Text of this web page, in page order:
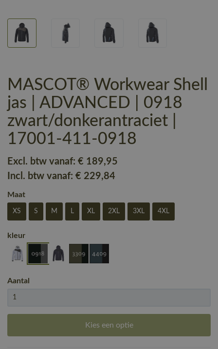
MASCOT® Workwear Shell
jas | ADVANCED | 0918
zwart/donkerantraciet |
17001-411-0918
Excl. btw vanaf: € 189,95
Incl. btw vanaf: € 229,84
Maat
XS S M L XL 2XL 3XL 4XL
kleur
Aantal
Kies een optie